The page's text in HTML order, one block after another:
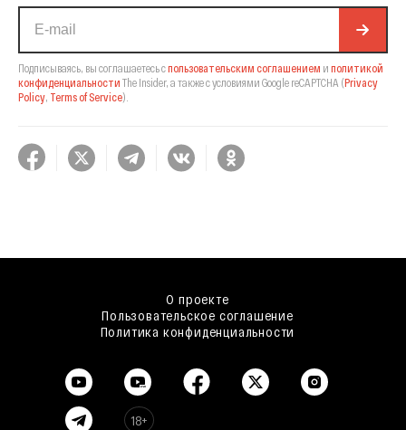
Подписываясь, вы соглашаетесь спользовательским соглашением и политикой
конфиденциальности The Insider, а также с условиями Google reCAPTCHA (Privacy
Policy Terms of Service).
О проекте
Пользовательское соглашение
Политика конфиденциальности
18+